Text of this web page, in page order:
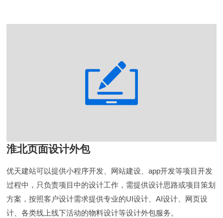
淮北页面设计外包
优天建站可以提供小程序开发、网站建设、app开发等项目开发
过程中，只负责项目中的设计工作，需提供设计思路或项目策划
方案，按照客户设计需求提供专业的UI设计、AI设计、网页设
计、各类线上线下活动的物料设计等设计外包服务。